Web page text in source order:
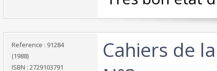
Reference : 91284
(1988)
ISBN : 2729103791
‎Cahiers de